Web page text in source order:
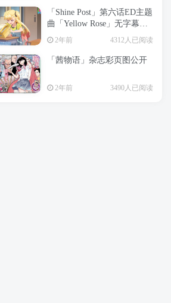
「Shine Post」第六话ED主题
曲「Yellow Rose」无字幕MV
公开
2年前 4312人已阅读
「茜物语」杂志彩页图公开
2年前 3490人已阅读
2年前 6199人已阅读
APP下载
2年前 5054人已阅读
经典杯子蛋糕 佐岸 漫画「经
典杯子蛋糕」宣布真人日剧